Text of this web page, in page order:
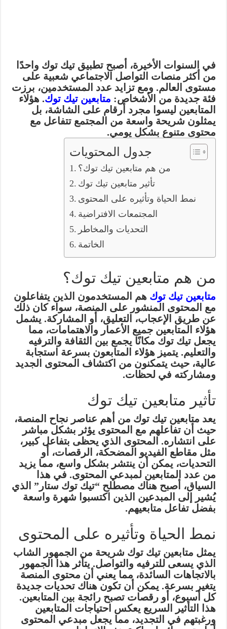
في السنوات الأخيرة، أصبح تطبيق تيك توك واحدًا
من أكثر منصات التواصل الاجتماعي شعبية على
مستوى العالم. ومع تزايد عدد المستخدمين، برزت
فئة جديدة من الأشخاص: متابعين تيك توك. هؤلاء
المتابعين ليسوا مجرد أرقام على الشاشة، بل
يمثلون شريحة واسعة من المجتمع تتفاعل مع
محتوى متنوع بشكل يومي.
جدول المحتويات
من هم متابعين تيك توك؟
تأثير متابعين تيك توك
نمط الحياة وتأثيره على المحتوى
المجتمعات الافتراضية
التحديات والمخاطر
الخاتمة
من هم متابعين تيك توك؟
متابعين تيك توك هم المستخدمون الذين يتفاعلون
مع المحتوى المنشور على المنصة، سواء كان ذلك
عن طريق الإعجاب، التعليق، أو المشاركة. يشمل
هؤلاء المتابعين جميع الأعمار والاهتمامات، مما
يجعل تيك توك مكانًا يجمع بين الثقافة والترفيه
والتعليم. يتميز هؤلاء المتابعون بسرعة استجابة
عالية، حيث يتمكنون من اكتشاف المحتوى الجديد
ومشاركته في لحظات.
تأثير متابعين تيك توك
يعد متابعين تيك توك من أهم عناصر نجاح المنصة،
حيث أن تفاعلهم مع المحتوى يؤثر بشكل مباشر
على انتشاره. المحتوى الذي يحظى بتفاعل كبير،
مثل مقاطع الفيديو المضحكة، الرقصات، أو
التحديات، يمكن أن ينتشر بشكل واسع، مما يزيد
من عدد المتابعين لمبدعي المحتوى. في هذا
السياق، أصبح هناك مصطلح “تيك توك ستار” الذي
يُشير إلى المبدعين الذين اكتسبوا شهرة واسعة
بفضل تفاعل متابعيهم.
نمط الحياة وتأثيره على المحتوى
يمثل متابعين تيك توك شريحة من الجمهور الشاب
الذي يسعى للترفيه والتواصل. يتأثر هذا الجمهور
بالاتجاهات السائدة، مما يعني أن محتوى المنصة
يتغير بسرعة. يمكن أن تكون هناك تحديات جديدة
كل أسبوع، أو رقصات تصبح رائجة بين المتابعين.
هذا التأثير السريع يعكس احتياجات المتابعين
ورغبتهم في التجديد، مما يجعل مبدعي المحتوى